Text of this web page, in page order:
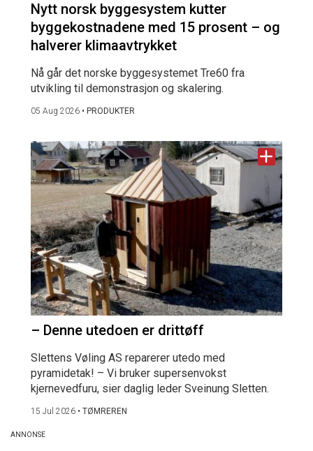
Nytt norsk byggesystem kutter
byggekostnadene med 15 prosent – og
halverer klimaavtrykket
Nå går det norske byggesystemet Tre60 fra
utvikling til demonstrasjon og skalering.
05 Aug 2026 • PRODUKTER
– Denne utedoen er drittøff
Slettens Vøling AS reparerer utedo med
pyramidetak! – Vi bruker supersenvokst
kjernevedfuru, sier daglig leder Sveinung Sletten.
15 Jul 2026 • TØMREREN